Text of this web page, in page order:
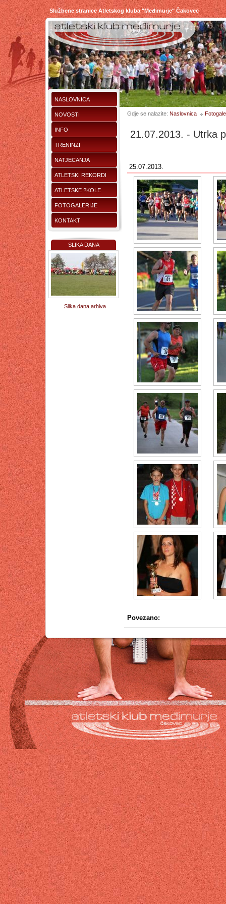
Službene stranice Atletskog kluba "Međimurje" Čakovec
NASLOVNICA
NOVOSTI
INFO
TRENINZI
NATJECANJA
ATLETSKI REKORDI
ATLETSKE ?KOLE
FOTOGALERIJE
KONTAKT
SLIKA DANA
Slika dana arhiva
Gdje se nalazite: Naslovnica
21.07.2013. - Utrka
25.07.2013.
Povezano: